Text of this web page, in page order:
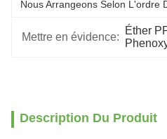
Nous Arrangeons Selon L'ordre
Mettre en évidence:
Éther
Description Du Produit